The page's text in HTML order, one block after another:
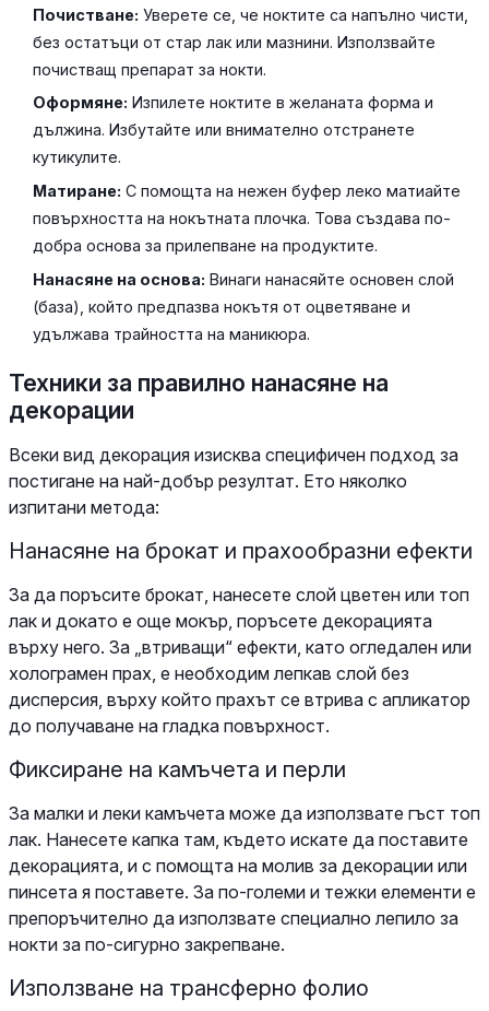
Почистване: Уверете се, че ноктите са напълно чисти,
без остатъци от стар лак или мазнини. Използвайте
почистващ препарат за нокти.
Оформяне: Изпилете ноктите в желаната форма и
дължина. Избутайте или внимателно отстранете
кутикулите.
Матиране: С помощта на нежен буфер леко матиайте
повърхността на нокътната плочка. Това създава по-
добра основа за прилепване на продуктите.
Нанасяне на основа: Винаги нанасяйте основен слой
(база), който предпазва нокътя от оцветяване и
удължава трайността на маникюра.
Техники за правилно нанасяне на
декорации
Всеки вид декорация изисква специфичен подход за
постигане на най-добър резултат. Ето няколко
изпитани метода:
Нанасяне на брокат и прахообразни ефекти
За да поръсите брокат, нанесете слой цветен или топ
лак и докато е още мокър, поръсете декорацията
върху него. За „втриващи“ ефекти, като огледален или
холограмен прах, е необходим лепкав слой без
дисперсия, върху който прахът се втрива с апликатор
до получаване на гладка повърхност.
Фиксиране на камъчета и перли
За малки и леки камъчета може да използвате гъст топ
лак. Нанесете капка там, където искате да поставите
декорацията, и с помощта на молив за декорации или
пинсета я поставете. За по-големи и тежки елементи е
препоръчително да използвате специално лепило за
нокти за по-сигурно закрепване.
Използване на трансферно фолио